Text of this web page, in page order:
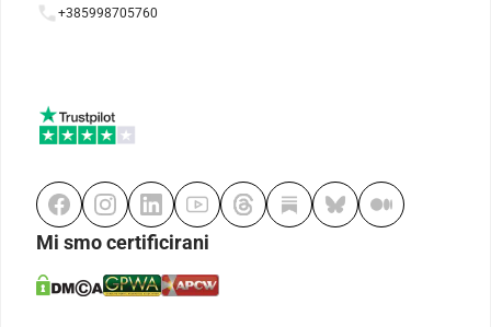
+385998705760
Mi smo certificirani